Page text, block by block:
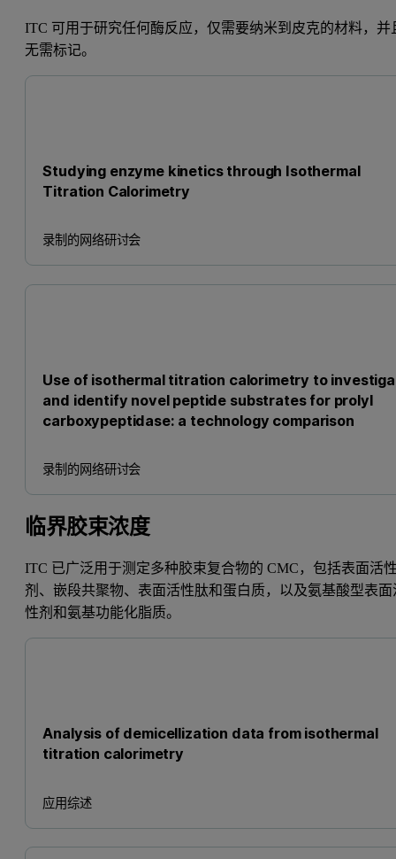
ITC 可用于研究任何酶反应，仅需要纳米到皮克的材料，并
无需标记。
Studying enzyme kinetics through Isothermal
Titration Calorimetry
录制的网络研讨会
Use of isothermal titration calorimetry to
and identify novel peptide substrates for prolyl
carboxypeptidase: a technology comparison
录制的网络研讨会
临界胶束浓度
ITC 已广泛用于测定多种胶束复合物的 CMC，包括表面活
剂、嵌段共聚物、表面活性肽和蛋白质，以及氨基酸型表面
性剂和氨基功能化脂质。
Analysis of demicellization data from isothermal
titration calorimetry
应用综述